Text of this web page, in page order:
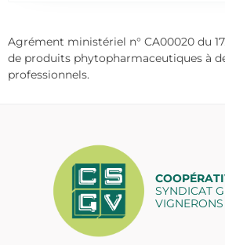
Agrément ministériel n° CA00020 du
de produits phytopharmaceutiques à
professionnels.
SYNDICAT
VIGNERONS